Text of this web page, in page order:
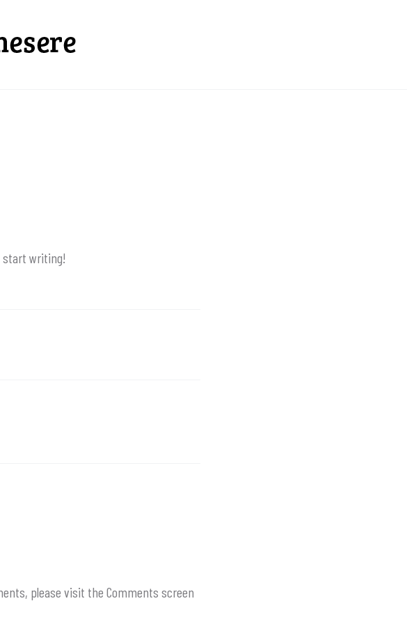
start writing!
please visit the Comments screen